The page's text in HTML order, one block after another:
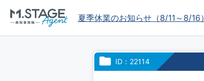
夏季休業のお知らせ（8/11～8/16）
ID：22114